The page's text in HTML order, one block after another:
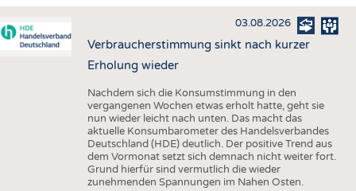
HAUS- UND HEIMTEXTILIEN
BEKLEIDUNG
AUSSCHREIBUNGEN
DTV AUSSCHREIBUNGSDIENST
STATISTICS
TERMINE
03.08.2026
Verbraucherstimmung sinkt nach kurzer
Erholung wieder
Nachdem sich die Konsumstimmung in den
vergangenen Wochen etwas erholt hatte, geht sie
nun wieder leicht nach unten. Das macht das
aktuelle Konsumbarometer des Handelsverbandes
Deutschland (HDE) deutlich. Der positive Trend aus
dem Vormonat setzt sich demnach nicht weiter fort.
Grund hierfür sind vermutlich die wieder
zunehmenden Spannungen im Nahen Osten.